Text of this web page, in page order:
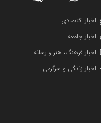
کشور
اخبار اقتصادی
اخبار جامعه
اخبار فرهنگ، هنر و رسانه
اخبار زندگی و سرگرمی